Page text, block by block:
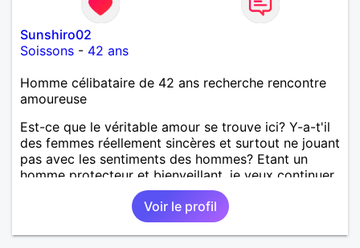
Sunshiro02
Soissons - 42 ans
Homme célibataire de 42 ans recherche rencontre
amoureuse
Est-ce que le véritable amour se trouve ici? Y-a-t'il
des femmes réellement sincères et surtout ne jouant
pas avec les sentiments des hommes? Etant un
homme protecteur et bienveillant, je veux continuer
d'y croire et pouvoir enfin former la petite famille
que je désir temps. Faux profil, profiteuse et autres
joyeuseté passer votre chemin, vous ne
m'intéressez pas du tout!
Voir le profil